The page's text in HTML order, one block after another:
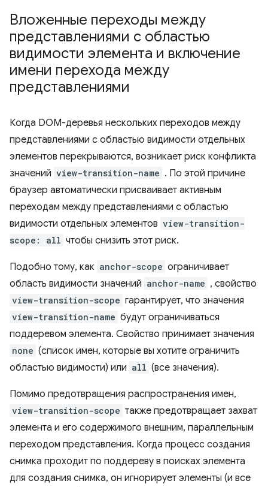
Вложенные переходы между
представлениями с областью
видимости элемента и включение
имени перехода между
представлениями
Когда DOM-деревья нескольких переходов между
представлениями с областью видимости отдельных
элементов перекрываются, возникает риск конфликта
значений view-transition-name . По этой причине
браузер автоматически присваивает активным
переходам между представлениями с областью
видимости отдельных элементов view-transition-
scope: all чтобы снизить этот риск.
Подобно тому, как anchor-scope ограничивает
область видимости значений anchor-name , свойство
view-transition-scope гарантирует, что значения
view-transition-name будут ограничиваться
поддеревом элемента. Свойство принимает значения
none (список имен, которые вы хотите ограничить
областью видимости) или all (все значения).
Помимо предотвращения распространения имен,
view-transition-scope также предотвращает захват
элемента и его содержимого внешним, параллельным
переходом представления. Когда процесс создания
снимка проходит по поддереву в поисках элемента
для создания снимка, он игнорирует элементы (и все